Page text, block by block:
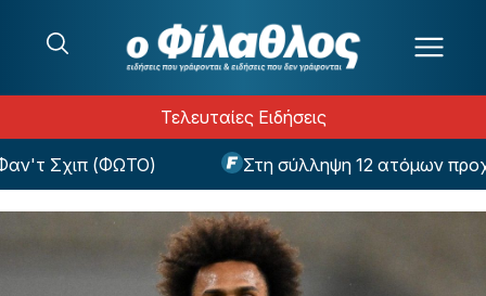
Τελευταίες Ειδήσεις
Σχιπ (ΦΩΤΟ) Στη σύλληψη 12 ατόμων